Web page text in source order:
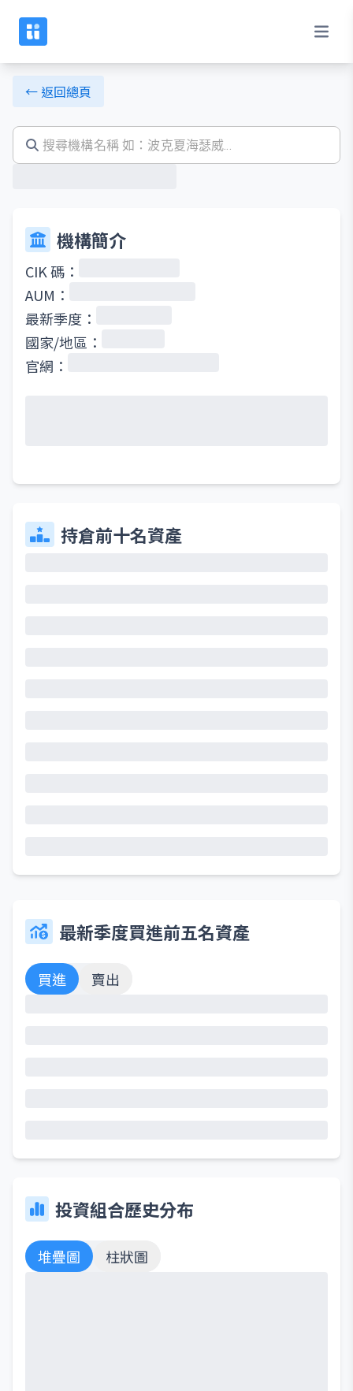
← 返回總頁
機構簡介
CIK 碼：
AUM：
最新季度：
國家/地區：
官網：
持倉前十名資產
最新季度買進前五名資產
買進 賣出
投資組合歷史分布
堆疊圖 柱狀圖